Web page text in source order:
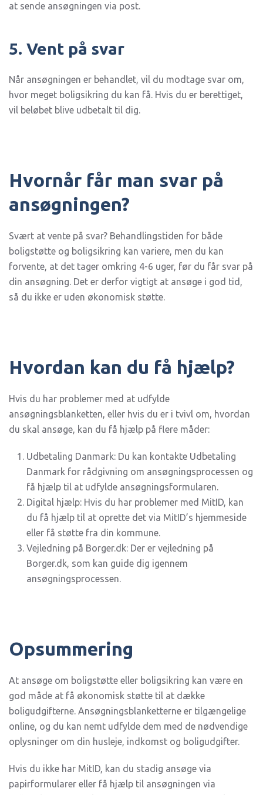
at sende ansøgningen via post.
5. Vent på svar
Når ansøgningen er behandlet, vil du modtage svar om,
hvor meget boligsikring du kan få. Hvis du er berettiget,
vil beløbet blive udbetalt til dig.
Hvornår får man svar på
ansøgningen?
Svært at vente på svar? Behandlingstiden for både
boligstøtte og boligsikring kan variere, men du kan
forvente, at det tager omkring 4-6 uger, før du får svar på
din ansøgning. Det er derfor vigtigt at ansøge i god tid,
så du ikke er uden økonomisk støtte.
Hvordan kan du få hjælp?
Hvis du har problemer med at udfylde
ansøgningsblanketten, eller hvis du er i tvivl om, hvordan
du skal ansøge, kan du få hjælp på flere måder:
Udbetaling Danmark: Du kan kontakte Udbetaling
Danmark for rådgivning om ansøgningsprocessen og
få hjælp til at udfylde ansøgningsformularen.
Digital hjælp: Hvis du har problemer med MitID, kan
du få hjælp til at oprette det via MitID’s hjemmeside
eller få støtte fra din kommune.
Vejledning på Borger.dk: Der er vejledning på
Borger.dk, som kan guide dig igennem
ansøgningsprocessen.
Opsummering
At ansøge om boligstøtte eller boligsikring kan være en
god måde at få økonomisk støtte til at dække
boligudgifterne. Ansøgningsblanketterne er tilgængelige
online, og du kan nemt udfylde dem med de nødvendige
oplysninger om din husleje, indkomst og boligudgifter.
Hvis du ikke har MitID, kan du stadig ansøge via
papirformularer eller få hjælp til ansøgningen via